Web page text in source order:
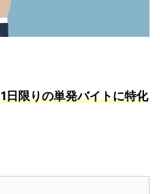
1日限りの単発バイトに特化